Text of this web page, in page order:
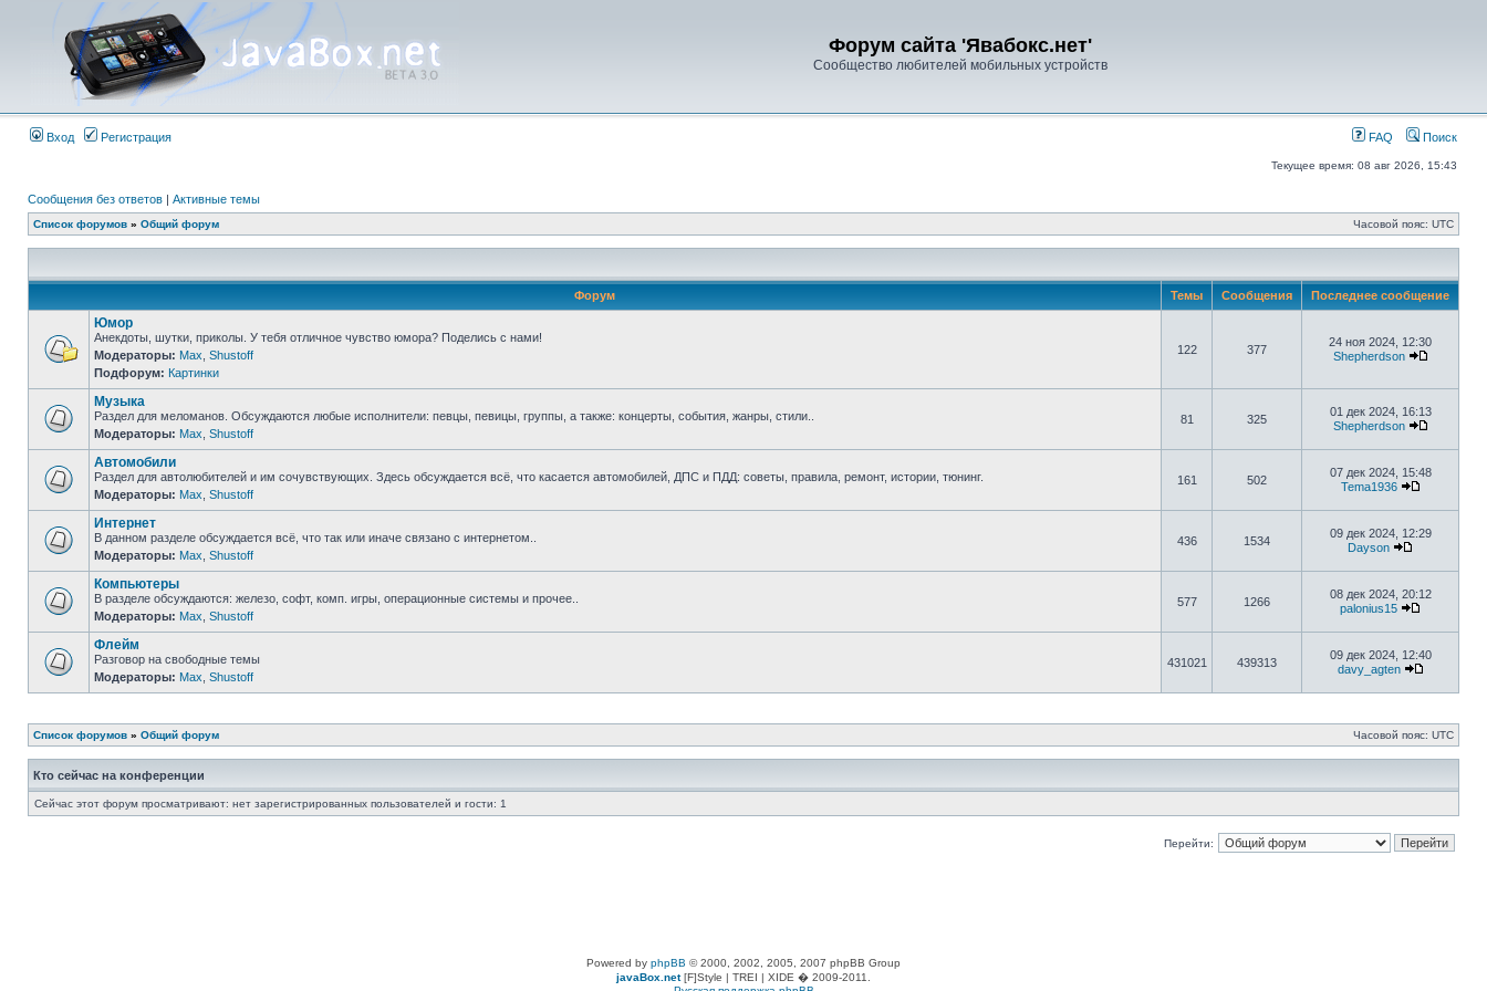
Форум сайта 'Явабокс.нет'
Сообщество любителей мобильных устройств
Вход Регистрация FAQ Поиск
Текущее время: 08 авг 2026, 15:43
Сообщения без ответов | Активные темы
Список форумов » Общий форум Часовой пояс: UTC
Форум Темы Сообщения Последнее сообщение
Юмор
Анекдоты, шутки, приколы. У тебя отличное чувство юмора? Поделись с нами!
Модераторы: Max Shustoff
Подфорум: Картинки
122 377
24 ноя 2024, 12:30
Shepherdson
Музыка
Раздел для меломанов. Обсуждаются любые исполнители: певцы, певицы, группы, а также: концерты, события, жанры, стили..
Модераторы: Max Shustoff
81 325
01 дек 2024, 16:13
Shepherdson
Автомобили
Раздел для автолюбителей и им сочувствующих. Здесь обсуждается всё, что касается автомобилей, ДПС и ПДД: советы, правила, ремонт, истории, тюнинг.
Модераторы: Max Shustoff
161 502
07 дек 2024, 15:48
Tema1936
Интернет
В данном разделе обсуждается всё, что так или иначе связано с интернетом..
Модераторы: Max Shustoff
436 1534
09 дек 2024, 12:29
Dayson
Компьютеры
В разделе обсуждаются: железо, софт, комп. игры, операционные системы и прочее..
Модераторы: Max Shustoff
577 1266
08 дек 2024, 20:12
palonius15
Флейм
Разговор на свободные темы
Модераторы: Max Shustoff
431021 439313
09 дек 2024, 12:40
davy_agten
Список форумов » Общий форум Часовой пояс: UTC
Кто сейчас на конференции
Сейчас этот форум просматривают: нет зарегистрированных пользователей и гости: 1
Перейти:
Powered by phpBB © 2000, 2002, 2005, 2007 phpBB Group
javaBox.net[F]Style | TREI | XIDE � 2009-2011.